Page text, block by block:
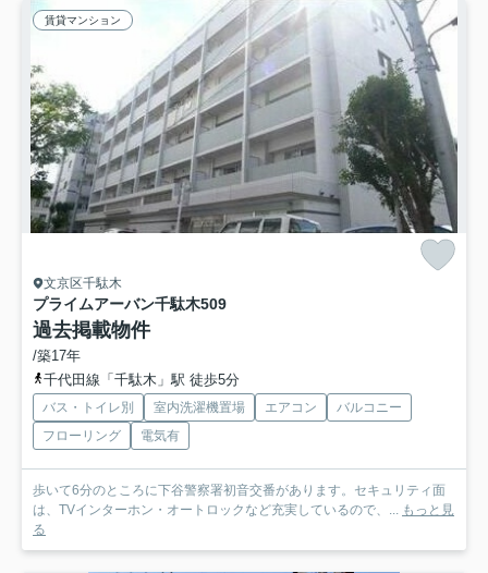
賃貸マンション
文京区千駄木
プライムアーバン千駄木509
過去掲載物件
/築17年
千代田線「千駄木」駅 徒歩5分
バス・トイレ別 室内洗濯機置場 エアコン
バルコニー
フローリング
電気有
歩いて6分のところに下谷警察署初音交番があります。セキュリティ面
は、TVインターホン・オートロックなど充実しているので、... もっと見
る